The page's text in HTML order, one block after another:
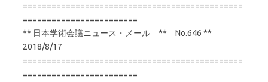
==============================================
========================
** 日本学術会議ニュース・メール ** No.646 **
2018/8/17
==============================================
========================